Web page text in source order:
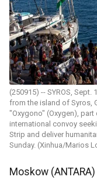
(250915) -- SYROS,
from the island of Syros,
"Oxygono" (Oxygen),
international convoy
Strip and deliver
Sunday. (Xinhua/Marios
Moskow (ANTARA)